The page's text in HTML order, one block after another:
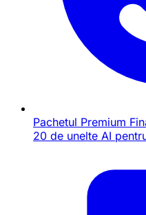
Pachetul Premium
20 de unelte AI